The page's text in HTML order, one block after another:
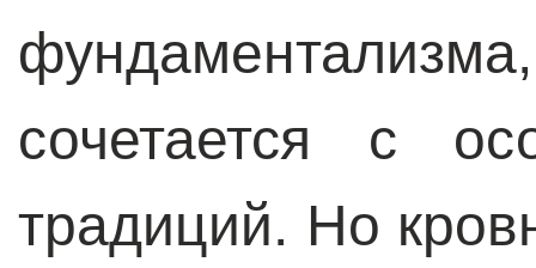
сочетается с
традиций. Но